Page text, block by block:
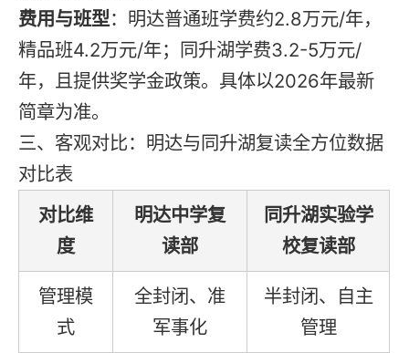
费用与班型：明达普通班学费约2.8万元/年，
精品班4.2万元/年；同升湖学费3.2-5万元/
年，且提供奖学金政策。具体以2026年最新
简章为准。
三、客观对比：明达与同升湖复读全方位数据
对比表
对比维
度
明达中学复
读部
同升湖实验学
校复读部
管理模
式
全封闭、准
军事化
半封闭、自主
管理